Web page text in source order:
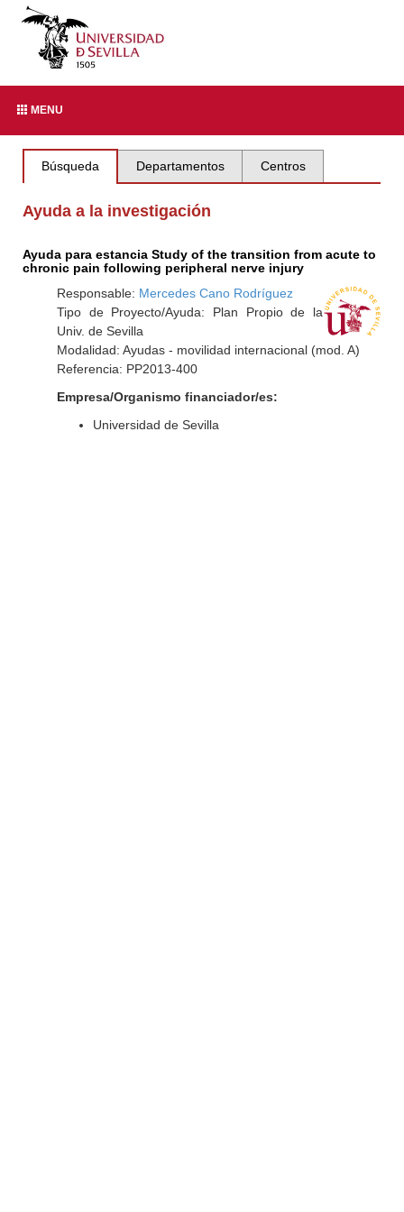
MENU
Búsqueda Departamentos Centros
Ayuda a la investigación
Ayuda para estancia Study of the transition from acute to
chronic pain following peripheral nerve injury
Responsable: Mercedes Cano Rodríguez
Tipo de Proyecto/Ayuda: Plan Propio de la
Univ. de Sevilla
Modalidad: Ayudas - movilidad internacional (mod. A)
Referencia: PP2013-400
Empresa/Organismo financiador/es:
Universidad de Sevilla